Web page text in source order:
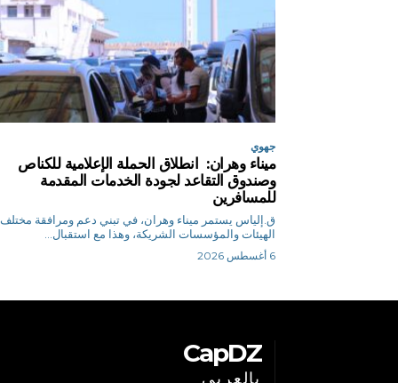
جهوي
ميناء وهران: انطلاق الحملة الإعلامية للكناص
وصندوق التقاعد لجودة الخدمات المقدمة
للمسافرين
ق.إلياس يستمر ميناء وهران، في تبني دعم ومرافقة مختلف
الهيئات والمؤسسات الشريكة، وهذا مع استقبال...
6 أغسطس 2026
CapDZ
بالعربي